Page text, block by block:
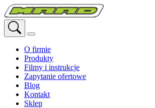
Przejdź
do
treści
O firmie
Produkty
Filmy i instrukcje
Zapytanie ofertowe
Blog
Kontakt
Sklep